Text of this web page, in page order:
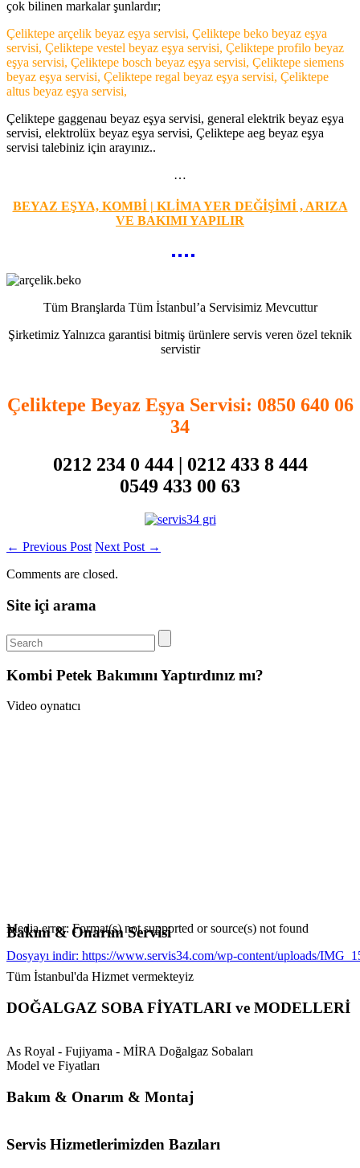
çok bilinen markalar şunlardır;
Çeliktepe arçelik beyaz eşya servisi, Çeliktepe beko beyaz eşya
servisi, Çeliktepe vestel beyaz eşya servisi, Çeliktepe profilo beyaz
eşya servisi, Çeliktepe bosch beyaz eşya servisi, Çeliktepe siemens
beyaz eşya servisi, Çeliktepe regal beyaz eşya servisi, Çeliktepe
altus beyaz eşya servisi,
Çeliktepe gaggenau beyaz eşya servisi, general elektrik beyaz eşya
servisi, elektrolüx beyaz eşya servisi, Çeliktepe aeg beyaz eşya
servisi talebiniz için arayınız..
…
BEYAZ EŞYA, KOMBİ | KLİMA YER DEĞİŞİMİ , ARIZA
VE BAKIMI YAPILIR
Tüm Branşlarda Tüm İstanbul’a Servisimiz Mevcuttur
Şirketimiz Yalnızca garantisi bitmiş ürünlere servis veren özel teknik
servistir
Çeliktepe Beyaz Eşya Servisi: 0850 640 06
34
0212 234 0 444 | 0212 433 8 444
0549 433 00 63
← Previous Post Next Post →
Comments are closed.
Site içi arama
Kombi Petek Bakımını Yaptırdınız mı?
Video oynatıcı
Media error: Format(s) not supported or source(s) not found
Dosyayı indir: https://www.servis34.com/wp-content/uploads/
Bakım & Onarım Servisi
Tüm İstanbul'da Hizmet vermekteyiz
DOĞALGAZ SOBA FİYATLARI ve MODELLERİ
As Royal - Fujiyama - MİRA Doğalgaz Sobaları
Model ve Fiyatları
Bakım & Onarım & Montaj
Servis Hizmetlerimizden Bazıları